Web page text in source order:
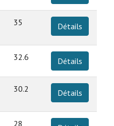
35 Détails
32.6 Détails
30.2 Détails
28